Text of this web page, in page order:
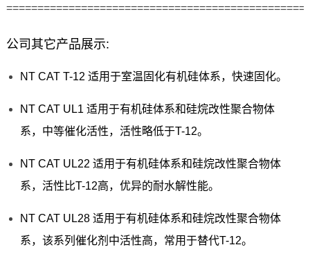
公司其它产品展示:
NT CAT T-12 适用于室温固化有机硅体系，快速固化。
NT CAT UL1 适用于有机硅体系和硅烷改性聚合物体
系，中等催化活性，活性略低于T-12。
NT CAT UL22 适用于有机硅体系和硅烷改性聚合物体
系，活性比T-12高，优异的耐水解性能。
NT CAT UL28 适用于有机硅体系和硅烷改性聚合物体
系，该系列催化剂中活性高，常用于替代T-12。